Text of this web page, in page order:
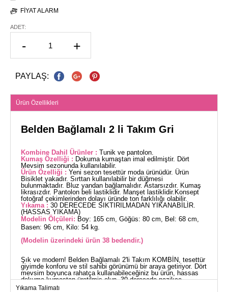
FIYAT ALARM
ADET:
- +
PAYLAŞ:
Ürün Özellikleri
Belden Bağlamalı 2 li Takım Gri
Kombine Dahil Ürünler : Tunik ve pantolon.
Kumaş Özelliği : Dokuma kumaştan imal edilmiştir. Dört
Mevsim sezonunda kullanılabilir.
Ürün Özelliği : Yeni sezon tesettür moda ürünüdür. Ürün
Bisiklet yakadır. Sırttan kullanılabilir bir düğmesi
bulunmaktadır. Bluz yandan bağlamalıdır. Astarsızdır. Kumaş
likrasızdır. Pantolon beli lastiklidir. Manşet lastiklidir.Konsept
fotoğraf çekimlerinden dolayı üründe ton farklılığı olabilir.
Yıkama : 30 DERECEDE SIKTIRILMADAN YIKANABİLİR.
(HASSAS YIKAMA)
Modelin Ölçüleri: Boy: 165 cm, Göğüs: 80 cm, Bel: 68 cm,
Basen: 96 cm, Kilo: 54 kg.
(Modelin üzerindeki ürün 38 bedendir.)
Şık ve modern! Belden Bağlamalı 2'li Takım KOMBİN, tesettür
giyimde konforu ve stil sahibi görünümü bir araya getiriyor. Dört
mevsim boyunca rahatça kullanabileceğiniz bu ürün, hassas
dokuma kumaştan üretilmiş olup, 30 derecede nazikçe
yıkanabilir. Bluz, yan bölgeden bağlama detayı ile farklı bir
Yıkama Talimatı